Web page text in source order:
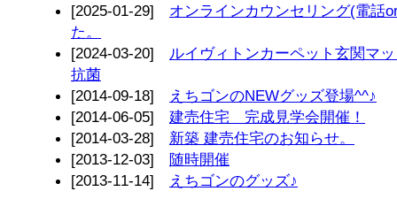
[2025-01-29] オンラインカウンセリング(電話
た。
[2024-03-20] ルイヴィトンカーペット玄関マ
抗菌
[2014-09-18]
えちゴンのNEWグッズ登場^^♪
[2014-06-05] 建売住宅 完成見学会開催！
[2014-03-28] 新築 建売住宅のお知らせ。
[2013-12-03] 随時開催
[2013-11-14]
えちゴンのグッズ♪